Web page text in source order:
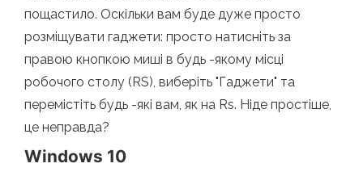
пощастило. Оскільки вам буде дуже просто
розміщувати гаджети: просто натисніть за
правою кнопкою миші в будь -якому місці
робочого столу (RS), виберіть "Гаджети" та
перемістіть будь -які вам, як на Rs. Ніде простіше,
це неправда?
Windows 10